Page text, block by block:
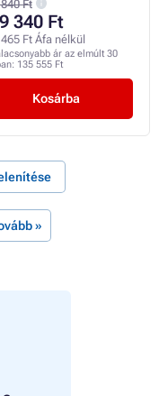
Ft
340 Ft
Ft Áfa nélkül
ár az elmúlt 30
135 555 Ft
Kosárba
»